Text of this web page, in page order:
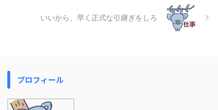
いいから、早く正式な引継ぎをしろ
プロフィール